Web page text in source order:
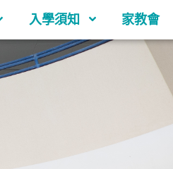
入學須知 家教會